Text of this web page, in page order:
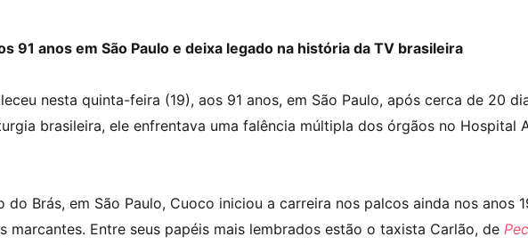
91 anos em São Paulo e deixa legado na história da TV brasileira
nesta quinta-feira (19), aos 91 anos, em São Paulo, após cerca de 20
brasileira, ele enfrentava uma falência múltipla dos órgãos no Hospital
do Brás, em São Paulo, Cuoco iniciou a carreira nos palcos ainda nos anos
marcantes. Entre seus papéis mais lembrados estão o taxista Carlão, de